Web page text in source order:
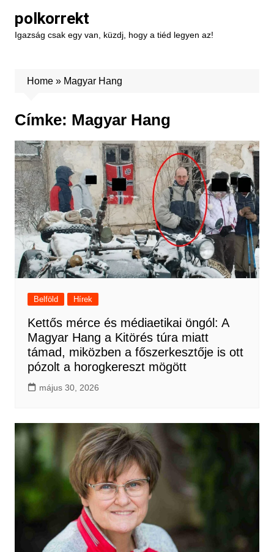
content
polkorrekt
Igazság csak egy van, küzdj, hogy a tiéd legyen az!
Home» Magyar Hang
Címke: Magyar Hang
Belföld Hírek
Kettős mérce és médiaetikai öngól: A
Magyar Hang a Kitörés túra miatt
támad, miközben a főszerkesztője is ott
pózolt a horogkereszt mögött
május 30, 2026